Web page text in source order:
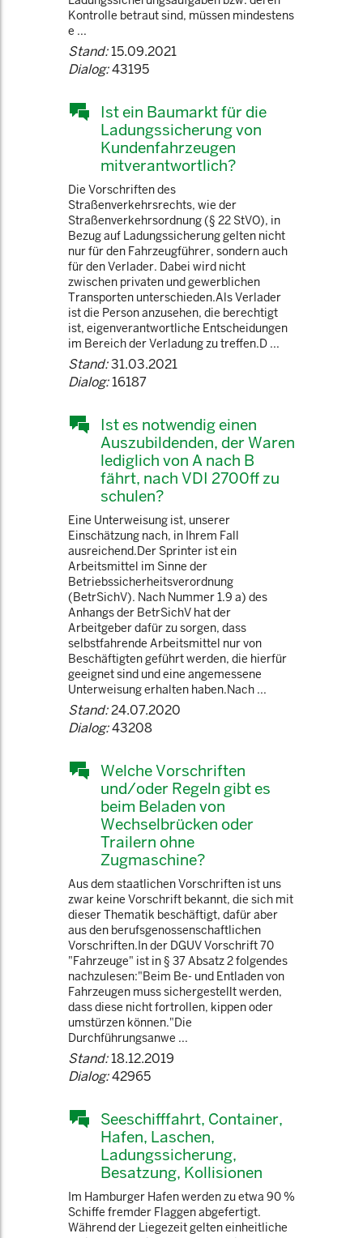
Kontrolle betraut sind, müssen mindestens
e ...
Stand:15.09.2021
Dialog:43195
Ist ein Baumarkt für die
Ladungssicherung von
Kundenfahrzeugen
mitverantwortlich?
Die Vorschriften des
Straßenverkehrsrechts, wie der
Straßenverkehrsordnung (§ 22 StVO), in
Bezug auf Ladungssicherung gelten nicht
nur für den Fahrzeugführer, sondern auch
für den Verlader. Dabei wird nicht
zwischen privaten und gewerblichen
Transporten unterschieden.Als Verlader
ist die Person anzusehen, die berechtigt
ist, eigenverantwortliche Entscheidungen
im Bereich der Verladung zu treffen.D ...
Stand:31.03.2021
Dialog:16187
Ist es notwendig einen
Auszubildenden, der Waren
lediglich von A nach B
fährt, nach VDI 2700ff zu
schulen?
Eine Unterweisung ist, unserer
Einschätzung nach, in Ihrem Fall
ausreichend.Der Sprinter ist ein
Arbeitsmittel im Sinne der
Betriebssicherheitsverordnung
(BetrSichV). Nach Nummer 1.9 a) des
Anhangs der BetrSichV hat der
Arbeitgeber dafür zu sorgen, dass
selbstfahrende Arbeitsmittel nur von
Beschäftigten geführt werden, die hierfür
geeignet sind und eine angemessene
Unterweisung erhalten haben.Nach ...
Stand:24.07.2020
Dialog:43208
Welche Vorschriften
und/oder Regeln gibt es
beim Beladen von
Wechselbrücken oder
Trailern ohne
Zugmaschine?
Aus dem staatlichen Vorschriften ist uns
zwar keine Vorschrift bekannt, die sich mit
dieser Thematik beschäftigt, dafür aber
aus den berufsgenossenschaftlichen
Vorschriften.In der DGUV Vorschrift 70
"Fahrzeuge" ist in § 37 Absatz 2 folgendes
nachzulesen:"Beim Be- und Entladen von
Fahrzeugen muss sichergestellt werden,
dass diese nicht fortrollen, kippen oder
umstürzen können."Die
Durchführungsanwe ...
Stand:18.12.2019
Dialog:42965
Seeschifffahrt, Container,
Hafen, Laschen,
Ladungssicherung,
Besatzung, Kollisionen
Im Hamburger Hafen werden zu etwa 90 %
Schiffe fremder Flaggen abgefertigt.
Während der Liegezeit gelten einheitliche